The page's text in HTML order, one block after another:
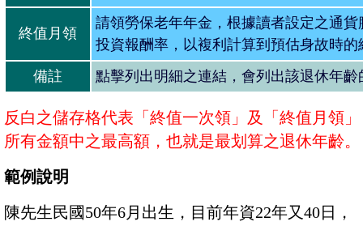
終值月領
請領勞保老年年金，根據讀者設定之通貨
投資報酬率，以複利計算到預估身故時的
備註
點擊列出明細之連結，會列出該退休年齡
反白之儲存格代表「終值一次領」及「終值月領」
所有金額中之最高額，也就是最划算之退休年齡。
範例說明
陳先生民國50年6月出生，目前年資22年又40日，